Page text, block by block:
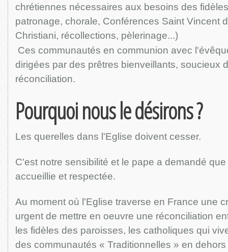
chrétiennes nécessaires aux besoins des
patronage, chorale, Conférences Saint Vincent
Christiani, récollections, pèlerinage...)
Ces communautés en communion avec
dirigées par des prêtres bienveillants, soucieux
réconciliation.
Pourquoi nous le désirons ?
Les querelles dans l'Eglise doivent cesser.
C'est notre sensibilité et le pape a demandé
accueillie et respectée.
Au moment où l'Eglise traverse en France une
urgent de mettre en oeuvre une réconciliation
les fidèles des paroisses, les catholiques qui
des communautés « Traditionnelles » en